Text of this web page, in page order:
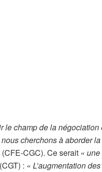
le champ de la négociation
cherchons à aborder la
CGC). Ce serait «
: « L’augmentation des